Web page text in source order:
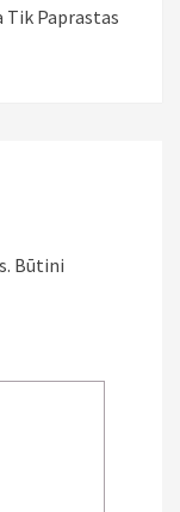
Tik Paprastas
Būtini